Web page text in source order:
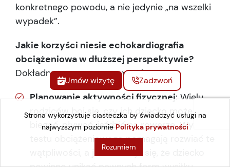
Strona wykorzystuje ciasteczka by świadczyć usługi na
najwyższym poziomie Polityka prywatności
Rozumiem
konkretnego powodu, a nie jedynie „na wszelki
wypadek”.
Jakie korzyści niesie echokardiografia
obciążeniowa w dłuższej perspektywie?
Dokładna ocena serca pozwala na:
Planowanie aktywności fizycznej: Wielu
rodziców boi się, czy ich dziecko może
biegać, pływać, jeździć na rowerze. Wyniki
testu obciążeniowego pomagają rozwiać te
wątpliwości, a jeśli okazuje się, że dziecko
Umów wizytę Zadzwoń